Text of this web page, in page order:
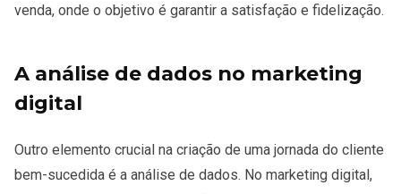
venda, onde o objetivo é garantir a satisfação e fidelização.
A análise de dados no marketing
digital
Outro elemento crucial na criação de uma jornada do cliente
bem-sucedida é a análise de dados. No marketing digital,